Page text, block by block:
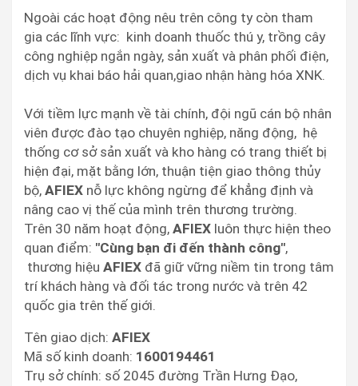
Ngoài các hoạt động nêu trên công ty còn tham
gia các lĩnh vực: kinh doanh thuốc thú y, trồng cây
công nghiệp ngắn ngày, sản xuất và phân phối điện,
dịch vụ khai báo hải quan,giao nhận hàng hóa XNK.
Với tiềm lực mạnh về tài chính, đội ngũ cán bộ nhân
viên được đào tạo chuyên nghiệp, năng động, hệ
thống cơ sở sản xuất và kho hàng có trang thiết bị
hiện đại, mặt bằng lớn, thuận tiện giao thông thủy
bộ, AFIEX nỗ lực không ngừng để khẳng định và
nâng cao vị thế của mình trên thương trường.
Trên 30 năm hoạt động, AFIEX luôn thực hiện theo
quan điểm: "Cùng bạn đi đến thành công",
thương hiệu AFIEX đã giữ vững niềm tin trong tâm
trí khách hàng và đối tác trong nước và trên 42
quốc gia trên thế giới.
Tên giao dịch: AFIEX
Mã số kinh doanh: 1600194461
Trụ sở chính: số 2045 đường Trần Hưng Đạo,